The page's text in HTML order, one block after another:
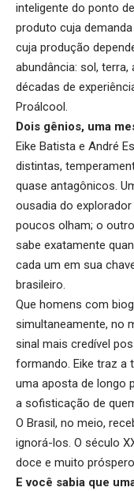
inteligente do ponto
produto cuja
cuja produção
abundância: sol,
décadas de
Proálcool.
Dois gênios, uma
Eike Batista e André
distintas,
quase antagônicos.
ousadia do
poucos olham; o
sabe exatamente
cada um em sua
brasileiro.
Que homens com
simultaneamente, no
sinal mais credível
formando. Eike traz a
uma aposta de longo
a sofisticação de
O Brasil, no meio,
ignorá-los. O século
doce e muito
E você sabia que